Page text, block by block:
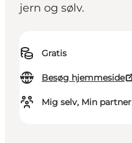
jern og sølv.
Gratis
Besøg hjemmeside
Mig selv, Min partner